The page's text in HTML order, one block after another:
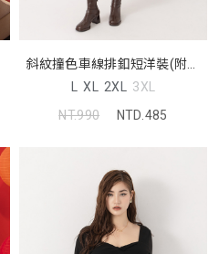
斜紋撞色車線排釦短洋裝(附皮
帶)
L XL 2XL 3XL
NT.990
NTD.485